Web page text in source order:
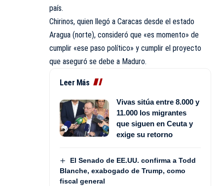
país.
Chirinos, quien llegó a Caracas desde el estado
Aragua (norte), consideró que «es momento» de
cumplir «ese paso político» y cumplir el proyecto
que aseguró se debe a Maduro.
Leer Más
Vivas sitúa entre 8.000 y
11.000 los migrantes
que siguen en Ceuta y
exige su retorno
El Senado de EE.UU. confirma a Todd
Blanche, exabogado de Trump, como
fiscal general